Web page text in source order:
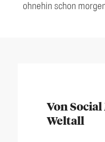
ohnehin schon
Von
Weltall